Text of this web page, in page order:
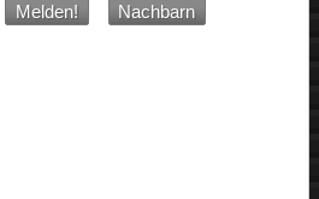
Melden!
Nachbarn